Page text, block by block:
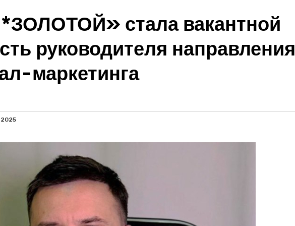
стала вакантной
руководителя направления
маркетинга